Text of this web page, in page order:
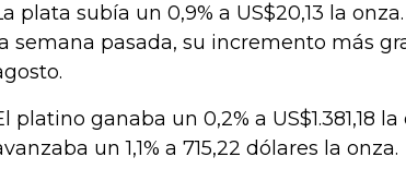
plata subía un 0,9% a US$20,13 la
semana pasada, su incremento más
platino ganaba un 0,2% a US$1.381,18
un 1,1% a 715,22 dólares la onza.